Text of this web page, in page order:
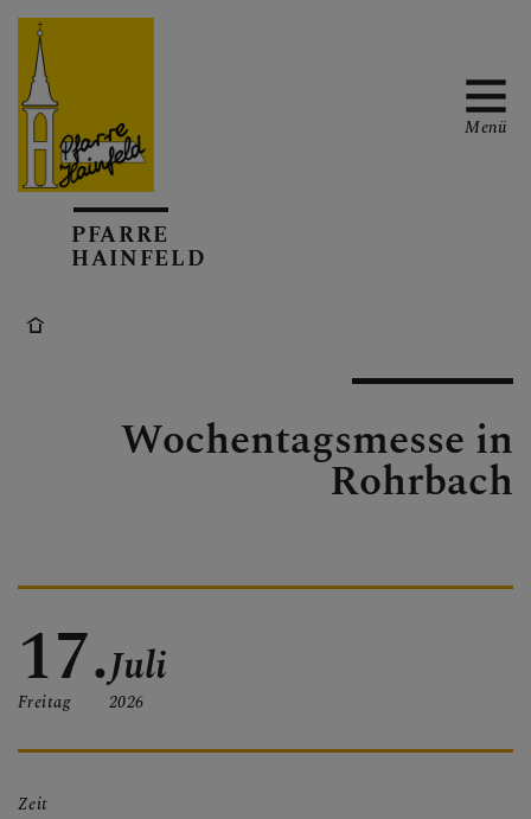
AKTUELL
GOTTESDIENSTE
PFARRKIRCHE
PFARRE
HAINFELD
Menü
Wochentagsmesse in
Rohrbach
17.
Freitag
Juli
2026
Zeit